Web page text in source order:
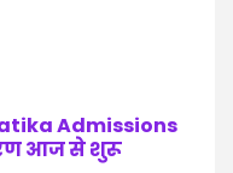
Admissions
आज से शुरू